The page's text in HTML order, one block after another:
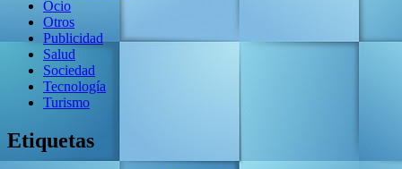
Ocio
Otros
Publicidad
Salud
Sociedad
Tecnología
Turismo
Etiquetas